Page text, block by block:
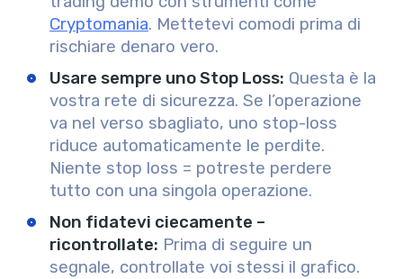
Cryptomania. Mettetevi comodi prima di
rischiare denaro vero.
Usare sempre uno Stop Loss: Questa è la
vostra rete di sicurezza. Se l’operazione
va nel verso sbagliato, uno stop-loss
riduce automaticamente le perdite.
Niente stop loss = potreste perdere
tutto con una singola operazione.
Non fidatevi ciecamente –
ricontrollate: Prima di seguire un
segnale, controllate voi stessi il grafico.